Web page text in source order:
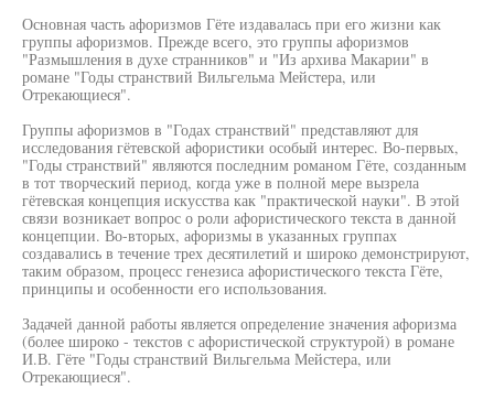
Основная часть афоризмов Гёте издавалась при его жизни как
группы афоризмов. Прежде всего, это группы афоризмов
"Размышления в духе странников" и "Из архива Макарии" в
романе "Годы странствий Вильгельма Мейстера, или
Отрекающиеся".
Группы афоризмов в "Годах странствий" представляют для
исследования гётевской афористики особый интерес. Во-первых,
"Годы странствий" являются последним романом Гёте, созданным
в тот творческий период, когда уже в полной мере вызрела
гётевская концепция искусства как "практической науки". В этой
связи возникает вопрос о роли афористического текста в данной
концепции. Во-вторых, афоризмы в указанных группах
создавались в течение трех десятилетий и широко демонстрируют,
таким образом, процесс генезиса афористического текста Гёте,
принципы и особенности его использования.
Задачей данной работы является определение значения афоризма
(более широко - текстов с афористической структурой) в романе
И.В. Гёте "Годы странствий Вильгельма Мейстера, или
Отрекающиеся".